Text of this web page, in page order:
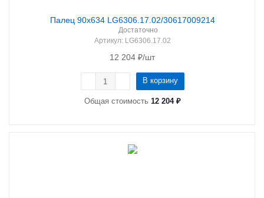
Палец 90х634 LG6306.17.02/30617009214
Достаточно
Артикул: LG6306.17.02
12 204 ₽/шт
В корзину
Общая стоимость 12 204 ₽